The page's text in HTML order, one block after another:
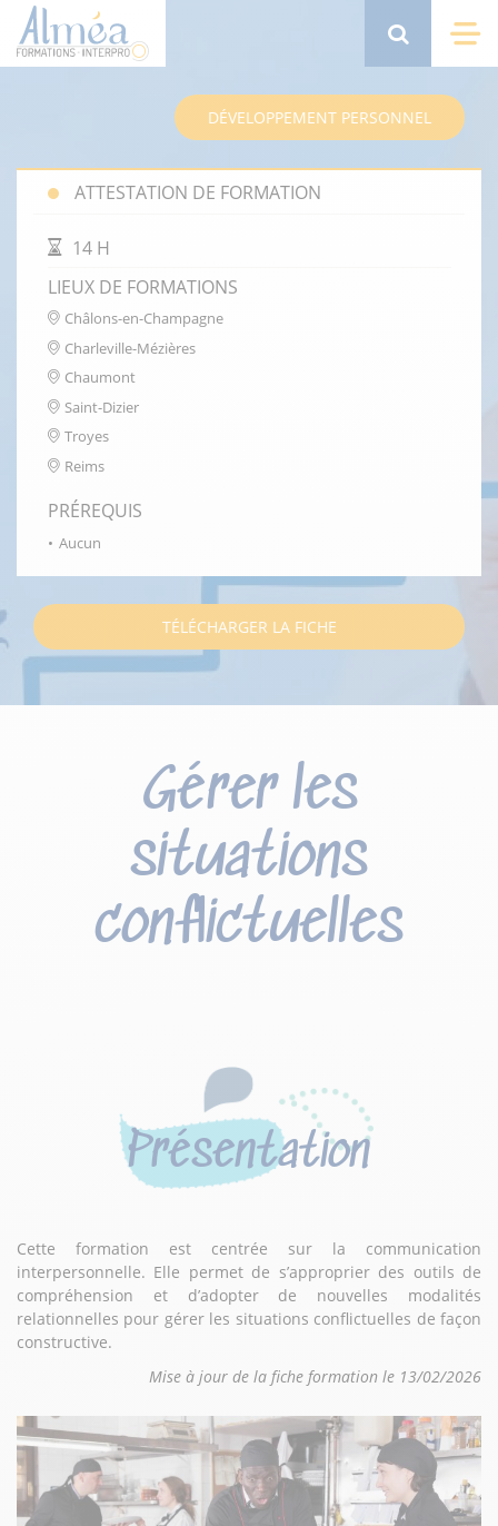
principal
Search
DÉVELOPPEMENT PERSONNEL
ATTESTATION DE FORMATION
DURÉE DE LA FORMATION
14 H
LIEUX DE FORMATIONS
Châlons-en-Champagne
Charleville-Mézières
Chaumont
Saint-Dizier
Troyes
Reims
PRÉREQUIS
Aucun
TÉLÉCHARGER LA FICHE
Gérer les
situations
conflictuelles
Présentation
Cette formation est centrée sur la communication
interpersonnelle. Elle permet de s’approprier des outils de
compréhension et d’adopter de nouvelles modalités
relationnelles pour gérer les situations conflictuelles de façon
constructive.
Mise à jour de la fiche formation le 13/02/2026